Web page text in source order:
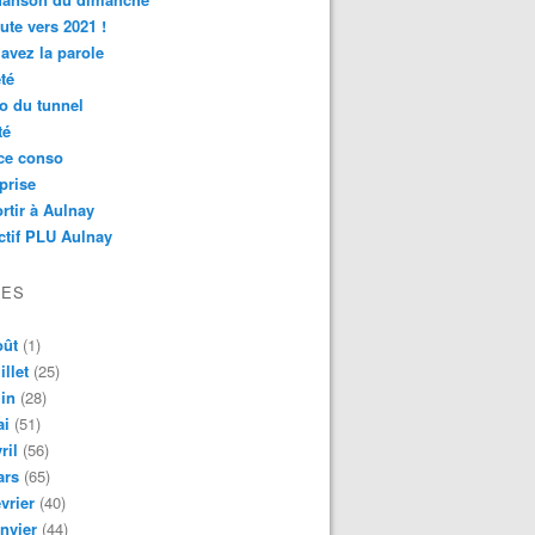
vers 2021 !
la parole
du tunnel
conso
à Aulnay
PLU Aulnay
(1)
(25)
(28)
(51)
(56)
(65)
(40)
(44)